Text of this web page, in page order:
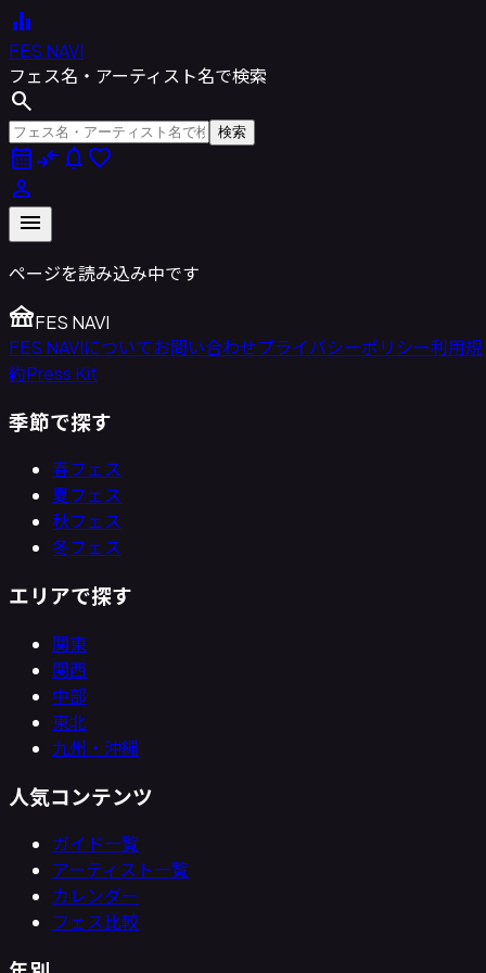
equalizer
FES NAVI
フェス名・アーティスト名で検索
search
検索
calendar_monthcompare_arrows notifications favorite
person
menu
ページを読み込み中です
festivalFES NAVI
FES NAVIについてお問い合わせプライバシーポリシー利用規
約Press Kit
季節で探す
春フェス
夏フェス
秋フェス
冬フェス
エリアで探す
関東
関西
中部
東北
九州・沖縄
人気コンテンツ
ガイド一覧
アーティスト一覧
カレンダー
フェス比較